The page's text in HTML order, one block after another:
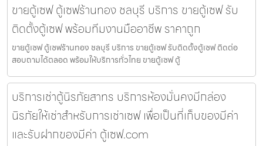
ขายตู้เซฟ ตู้เซฟร้านทอง ชลบุรี บริการ ขายตู้เซฟ รับ
ติดตั้งตู้เซฟ พร้อมทีมงานมืออาชีพ ราคาถูก
ขายตู้เซฟ ตู้เซฟร้านทอง ชลบุรี บริการ ขายตู้เซฟ รับติดตั้งตู้เซฟ ติดต่อ
สอบถามได้ตลอด พร้อมให้บริการทั่วไทย ขายตู้เซฟ ตู้
บริการเช่าตู้นิรภัยสาทร บริการห้องมั่นคงมีกล่อง
นิรภัยให้เช่าสำหรับการเช่าเซฟ เพื่อเป็นที่เก็บของมีค่า
และรับฝากของมีค่า ตู้เซฟ.com